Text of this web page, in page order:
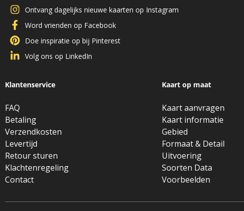
Ontvang dagelijks nieuwe kaarten op Instagram
Word vrienden op Facebook
Doe inspiratie op bij Pinterest
Volg ons op LinkedIn
Klantenservice
FAQ
Betaling
Verzendkosten
Levertijd
Retour sturen
Klachtenregeling
Contact
Kaart op maat
Kaart aanvragen
Kaart informatie
Gebied
Formaat & Detail
Uitvoering
Soorten Data
Voorbeelden